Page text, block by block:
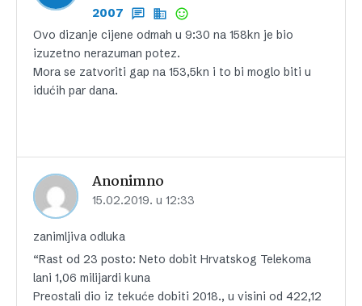
2007
Ovo dizanje cijene odmah u 9:30 na 158kn je bio
izuzetno nerazuman potez.
Mora se zatvoriti gap na 153,5kn i to bi moglo biti u
idućih par dana.
Anonimno
15.02.2019. u 12:33
zanimljiva odluka
“Rast od 23 posto: Neto dobit Hrvatskog Telekoma
lani 1,06 milijardi kuna
Preostali dio iz tekuće dobiti 2018., u visini od 422,12